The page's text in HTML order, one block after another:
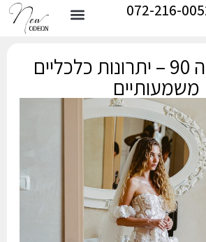
חתונה דקה 90 – יתרונות כלכליים
משמעותיים